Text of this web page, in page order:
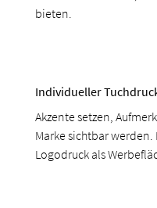
bieten.
Individueller
Akzente setzen,
Marke sichtbar werden.
Logodruck als